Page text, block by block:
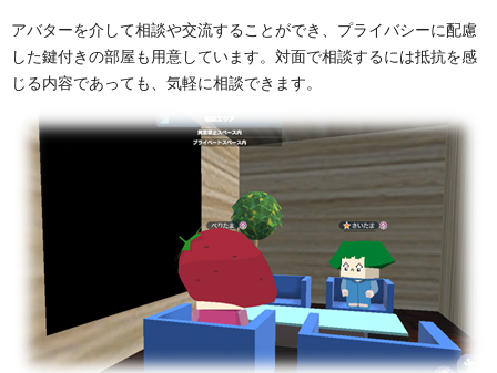
アバターを介して相談や交流することができ、プライバシーに配慮
した鍵付きの部屋も用意しています。対面で相談するには抵抗を感
じる内容であっても、気軽に相談できます。